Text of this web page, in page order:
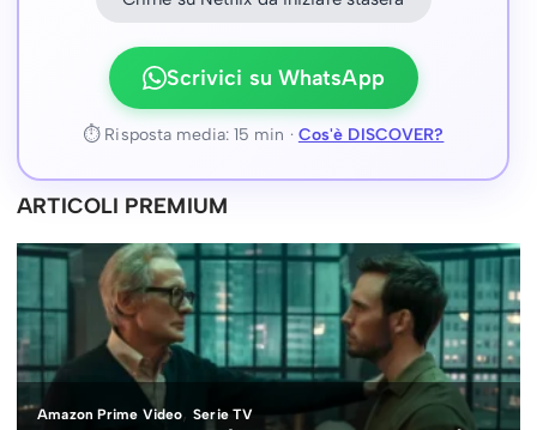
Scrivici su WhatsApp
⏱ Risposta media: 15 min · Cos'è DISCOVER?
ARTICOLI PREMIUM